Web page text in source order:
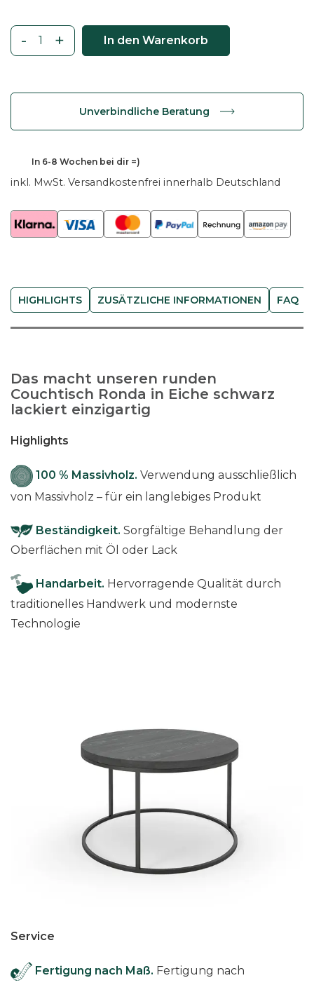
385,31€
-
c
R
o
a
r
u
-
s
c
h
a
r
z
M
e
n
g
e
+ In den Warenkorb
Unverbindliche Beratung
In 6-8 Wochen bei dir =)
inkl. MwSt. Versandkostenfrei innerhalb Deutschland
HIGHLIGHTS ZUSÄTZLICHE INFORMATIONEN FAQ
Das macht unseren runden
Couchtisch Ronda in Eiche schwarz
lackiert einzigartig
Highlights
100 % Massivholz. Verwendung ausschließlich
von Massivholz – für ein langlebiges Produkt
Beständigkeit. Sorgfältige Behandlung der
Oberflächen mit Öl oder Lack
Handarbeit. Hervorragende Qualität durch
traditionelles Handwerk und modernste
Technologie
Service
Fertigung nach Maß. Fertigung nach